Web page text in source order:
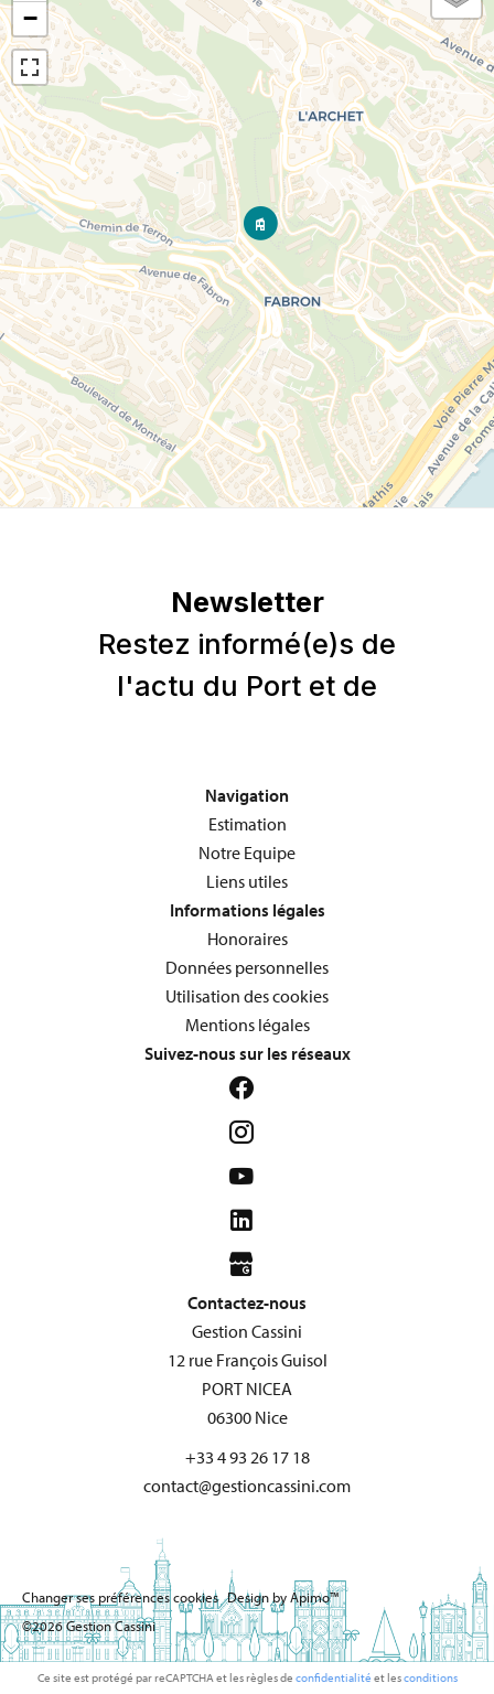
−
Navigation
Estimation
Notre Equipe
Liens utiles
Informations légales
Honoraires
Données personnelles
Utilisation des cookies
Mentions légales
Suivez-nous sur les réseaux
Contactez-nous
Gestion Cassini
12 rue François Guisol
PORT NICEA
06300Nice
+33 4 93 26 17 18
contact@gestioncassini.com
Changer ses préférences cookies Design byApimo™
©2026 Gestion Cassini
Ce site est protégé par reCAPTCHA et les règles de confidentialité et lesconditions